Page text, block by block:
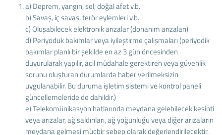
a) Deprem, yangın, sel, doğal afet v.b.
b) Savaş, iç savaş, terör eylemleri v.b.
c) Oluşabilecek elektronik arızalar (donanım arızaları)
d) Periyoduk bakımlar veya iyileştirme çalışmaları (periyodik
bakımlar planlı bir şekilde en az 3 gün öncesinden
duyurularak yapılır, acil müdahale gerektiren veya güvenlik
sorunu oluşturan durumlarda haber verilmeksizin
uygulanabilir. Bu duruma işletim sistemi ve kontrol paneli
güncellemeleride de dahildir.)
e) Telekomünikasyon hatlarında meydana gelebilecek kesinti
veya arızalar, ağ saldırıları, ağ yoğunluğu veya diğer arızaların
meydana gelmesi mücbir sebep olarak değerlendirilecektir.